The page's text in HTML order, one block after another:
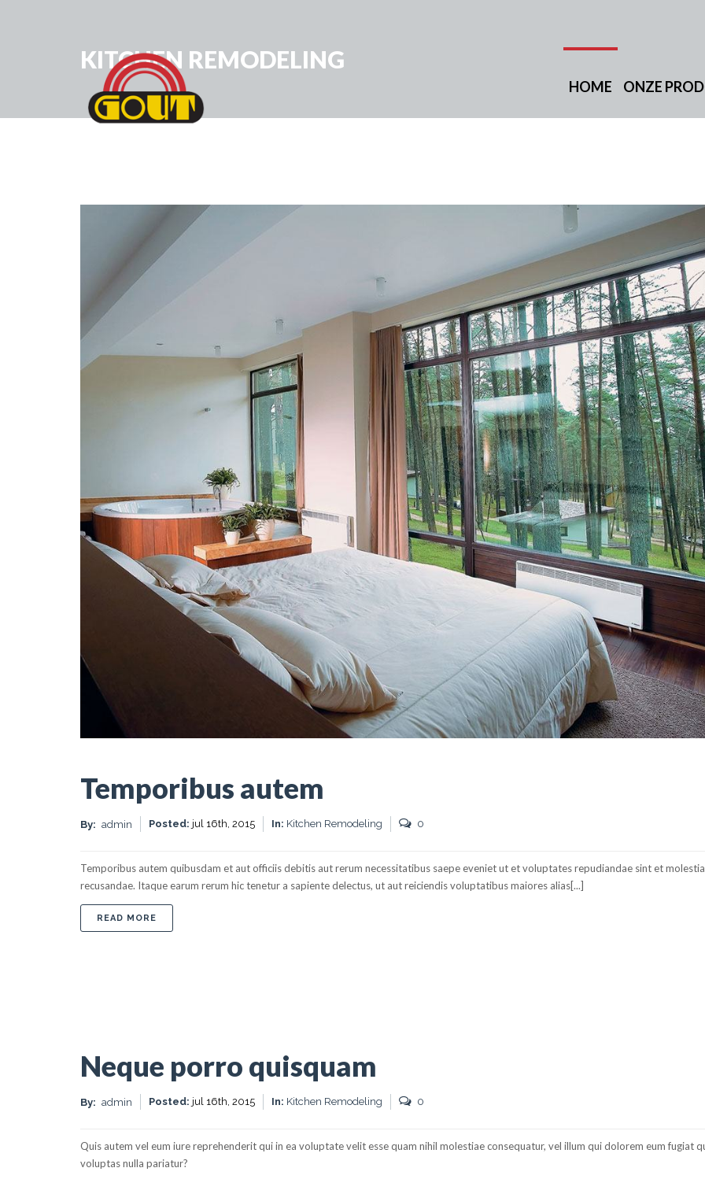
HOME ONZE
KITCHEN REMODELING
Temporibus autem
By: admin Posted: jul 16th, 2015 In: Kitchen Remodeling 0
Temporibus autem quibusdam et aut officiis debitis aut rerum necessitatibus saepe eveniet ut et voluptates repudiandae sint et
recusandae. Itaque earum rerum hic tenetur a sapiente delectus, ut aut reiciendis voluptatibus maiores alias[...]
READ MORE
Neque porro quisquam
By: admin Posted: jul 16th, 2015 In: Kitchen Remodeling 0
Quis autem vel eum iure reprehenderit qui in ea voluptate velit esse quam nihil molestiae consequatur, vel illum qui dolorem eum fugiat
voluptas nulla pariatur?